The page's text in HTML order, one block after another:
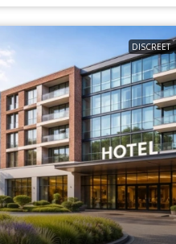
DISCREET